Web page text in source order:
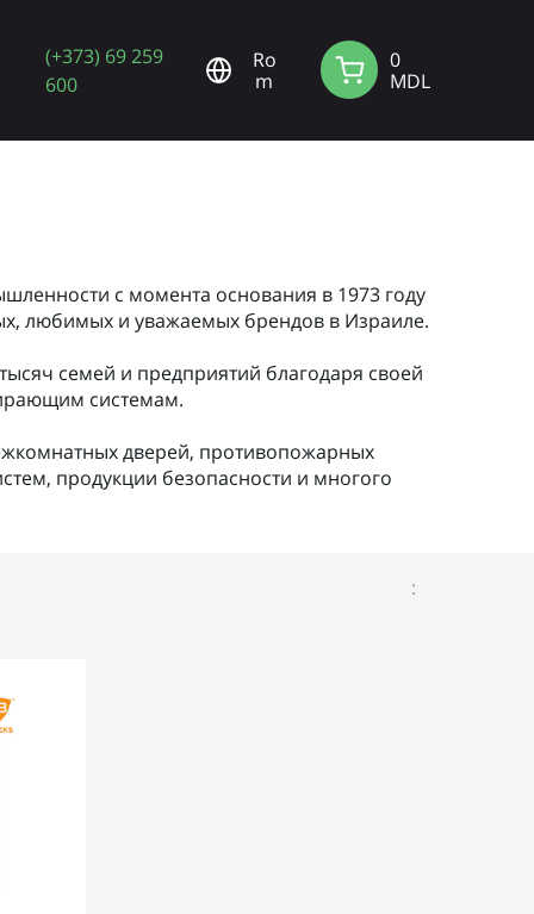
(+373) 69 259
600
Ro
m
0
MDL
с момента основания в 1973 году
любимых и уважаемых брендов в Израиле.
семей и предприятий благодаря своей
системам.
дверей, противопожарных
продукции безопасности и многого
: